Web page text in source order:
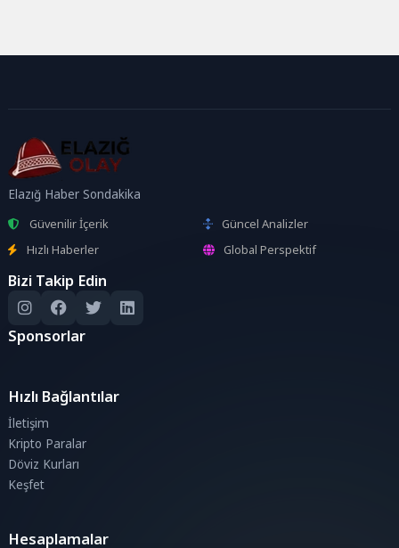
Elazığ Haber Sondakika
Güvenilir İçerik
Güncel Analizler
Hızlı Haberler
Global Perspektif
Bizi Takip Edin
Sponsorlar
Hızlı Bağlantılar
İletişim
Kripto Paralar
Döviz Kurları
Keşfet
Hesaplamalar